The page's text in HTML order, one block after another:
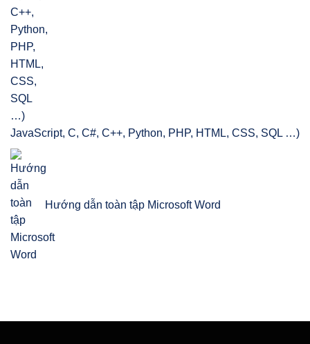
JavaScript, C, C#, C++, Python, PHP, HTML, CSS, SQL …)
Hướng dẫn toàn tập Microsoft Word